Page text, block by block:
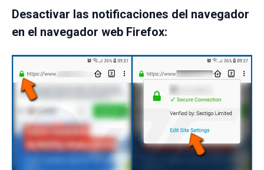
Desactivar las notificaciones del navegador
en el navegador web Firefox: